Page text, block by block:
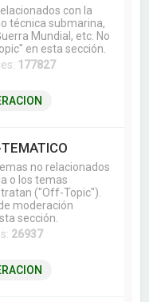
con la
técnica submarina,
Mundial, etc. No
en esta sección.
177827
no relacionados
o los temas
("Off-Topic").
moderación
sección.
26937